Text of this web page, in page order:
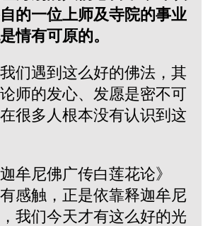
的一位上师及寺院的事业
情有可原的。
们遇到这么好的佛法，其
师的发心、发愿是密不可
很多人根本没有认识到这
牟尼佛广传白莲花论》
感触，正是依靠释迦牟尼
我们今天才有这么好的光